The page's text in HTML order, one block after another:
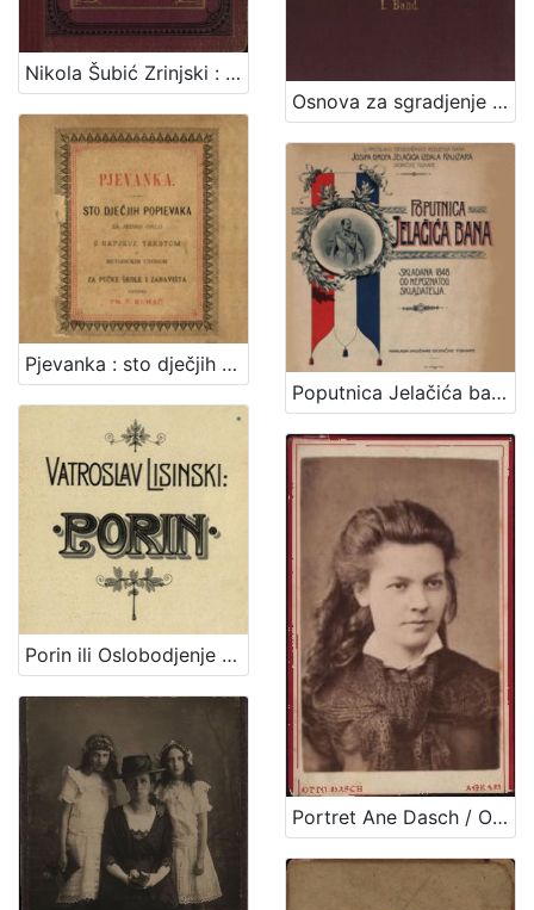
Nikola Šubić Zrinjski : glasbena tragedija u 3 čina (8 slika) : op. 403 / glasbotvorio Ivan pl. Zajc ; po drami Teodora Körnera napisao Hugo Badalić ; priređeno po sladatelju za glasovir ujedno s pjevanjem i sa hrvatskim i talijanskim tekstom. Zagreb, [1884].
Osnova za sgradjenje pješačke vojarne u Zagrebu = Entwurf für die in Agram zu erbauende Infanterie-Kasernen / izradjena po Franji Gruberu, Dragutinu Völckneru
Pjevanka : sto dječjih popievaka za jedno grlo s napjevi, tekstom i metodičkim uvodom : za pučke škole i zabavišta / uredio Fr. Š. Kuhač
Poputnica Jelačića bana : u proslavu stogodišnjice rodjenja bana Josipa grofa Jelačića izdala Knjižara dioničke tiskare.
Porin ili Oslobodjenje Hrvata ispod franačkog jarma : junačka opera u 5 čina / Uglazbio Vatroslav Lisinski ; [libreto] dr. Dimitrije Demeter ; glasovirsku udesbu složio Srećko Albini
Portret Ane Dasch / Otto Dasch